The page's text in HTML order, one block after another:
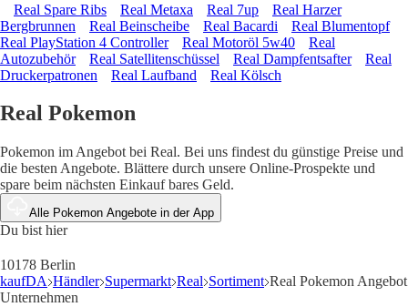
Real Spare Ribs Real Metaxa Real 7up
Real Harzer
Bergbrunnen
Real Beinscheibe Real Bacardi
Real Blumentopf
Real PlayStation 4 Controller
Real Motoröl 5w40
Real
Autozubehör
Real Satellitenschüssel Real Dampfentsafter
Real
Druckerpatronen
Real Laufband Real Kölsch
Real Pokemon
Pokemon im Angebot bei Real. Bei uns findest du günstige Preise und
die besten Angebote. Blättere durch unsere Online-Prospekte und
spare beim nächsten Einkauf bares Geld.
Alle Pokemon Angebote in der App
Du bist hier
10178 Berlin
kaufDA Händler Supermarkt Real Sortiment Real Pokemon Angebot
Unternehmen